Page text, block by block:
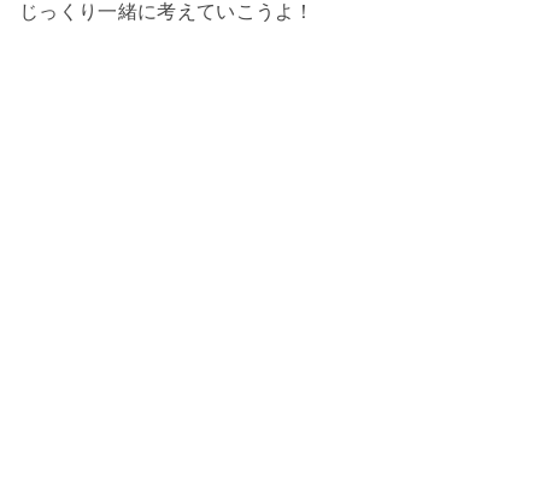
じっくり一緒に考えていこうよ！